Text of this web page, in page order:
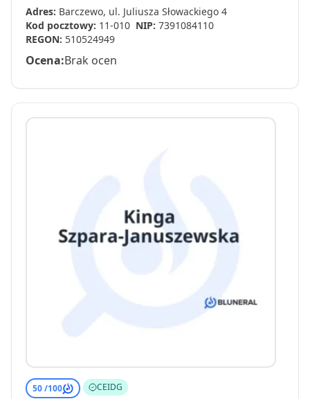
Adres: Barczewo, ul. Juliusza Słowackiego 4
Kod pocztowy: 11-010 NIP: 7391084110
REGON: 510524949
Ocena:Brak ocen
50 /100 CEIDG